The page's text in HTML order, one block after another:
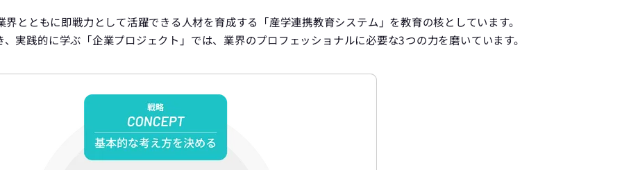
とともに即戦力として活躍できる人材を育成する「産学連携教育システム」を教育の核としています。
実践的に学ぶ「企業プロジェクト」では、業界のプロフェッショナルに必要な3つの力を磨いています。